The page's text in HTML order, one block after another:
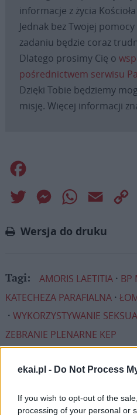
ekai.pl - Do Not Process
If you wish to opt-out of the
processing of your personal or
informacje z życia
Jednak bez Twojej
zadaniu będzie coraz
Dlatego prosimy Cię o
pośrednictwem serwisu
Dzięki Tobie będziemy
misję. Więcej informacji
Twitter MessengerWhatsApp
Email
Wersja do druku
Tagi: AMORIS LAETITIA
BP
KATECHEZA PARAFIALNA
WYKORZYSTYWANIE
ZEBRANIE PLENARNE KEP
Najnowsze